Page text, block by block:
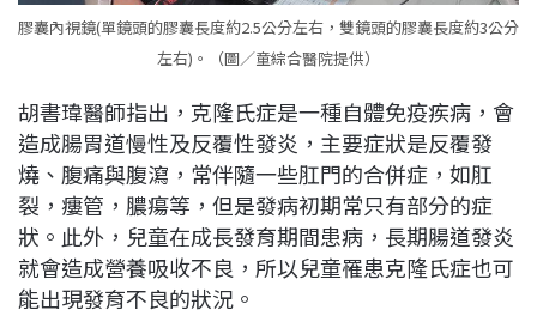
膠囊內視鏡(單鏡頭的膠囊長度約2.5公分左右，雙鏡頭的膠囊長度約3公分
左右)。（圖／童綜合醫院提供）
胡書瑋醫師指出，克隆氏症是一種自體免疫疾病，會
造成腸胃道慢性及反覆性發炎，主要症狀是反覆發
燒、腹痛與腹瀉，常伴隨一些肛門的合併症，如肛
裂，瘻管，膿瘍等，但是發病初期常只有部分的症
狀。此外，兒童在成長發育期間患病，長期腸道發炎
就會造成營養吸收不良，所以兒童罹患克隆氏症也可
能出現發育不良的狀況。